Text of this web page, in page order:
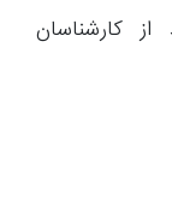
از کارشناسان